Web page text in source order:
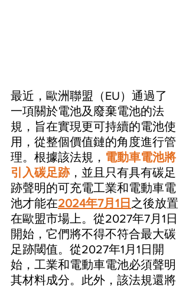
最近，歐洲聯盟（EU）通過了
一項關於電池及廢棄電池的法
規，旨在實現更可持續的電池使
用，從整個價值鏈的角度進行管
理。根據該法規， 電動車電池將
引入碳足跡，並且只有具有碳足
跡聲明的可充電工業和電動車電
池才能在2024年7月1日 之後放置
在歐盟市場上。從2027年7月1日
開始，它們將不得不符合最大碳
足跡閾值。從2027年1月1日開
始，工業和電動車電池必須聲明
其材料成分。此外，該法規還將